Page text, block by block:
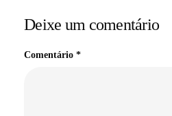
Deixe um comentário
Comentário *